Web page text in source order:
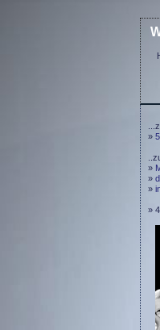
»
»
»
»
»